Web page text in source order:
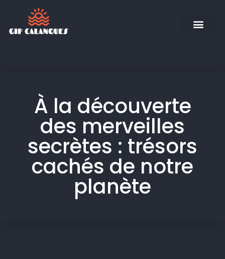
À la découverte
des merveilles
secrètes : trésors
cachés de notre
planète